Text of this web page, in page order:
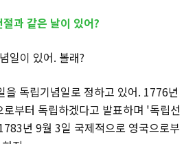
과 같은 날이 있어?
일이 있어. 볼래?
을 독립기념일로 정하고 있어. 1776년
부터 독립하겠다고 발표하며 '독립선
년 9월 3일 국제적으로 영국으로부